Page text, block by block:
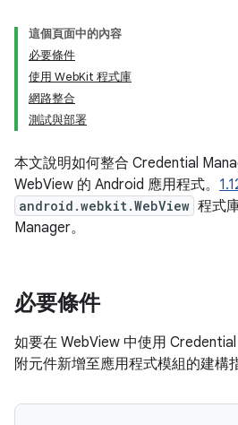
這個頁面中的內容
必要條件
使用 WebKit 程式庫
網路整合
測試與部署
本文說明如何整合 Credential
WebView 的 Android 應用程式。
android.webkit.WebView 程式
Manager。
必要條件
如要在 WebView 中使用
附元件新增至應用程式模組的建構